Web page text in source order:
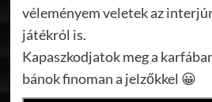
véleményem veletek az
játékról is.
Kapaszkodjatok meg a
bánok finoman a jelzőkkel 😀